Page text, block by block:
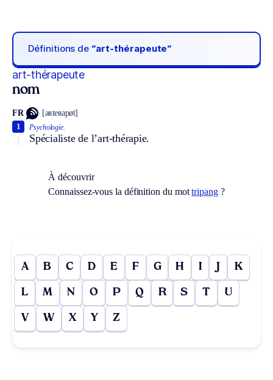
Définitions de “art-thérapeute“
art-thérapeute
nom
FR [aʀteʀapøt]
Psychologie.
Spécialiste de l’art-thérapie.
1
À découvrir
Connaissez-vous la définition du mottripang?
A B C D E F G H I J K
L M N O P Q R S T U
V W X Y Z